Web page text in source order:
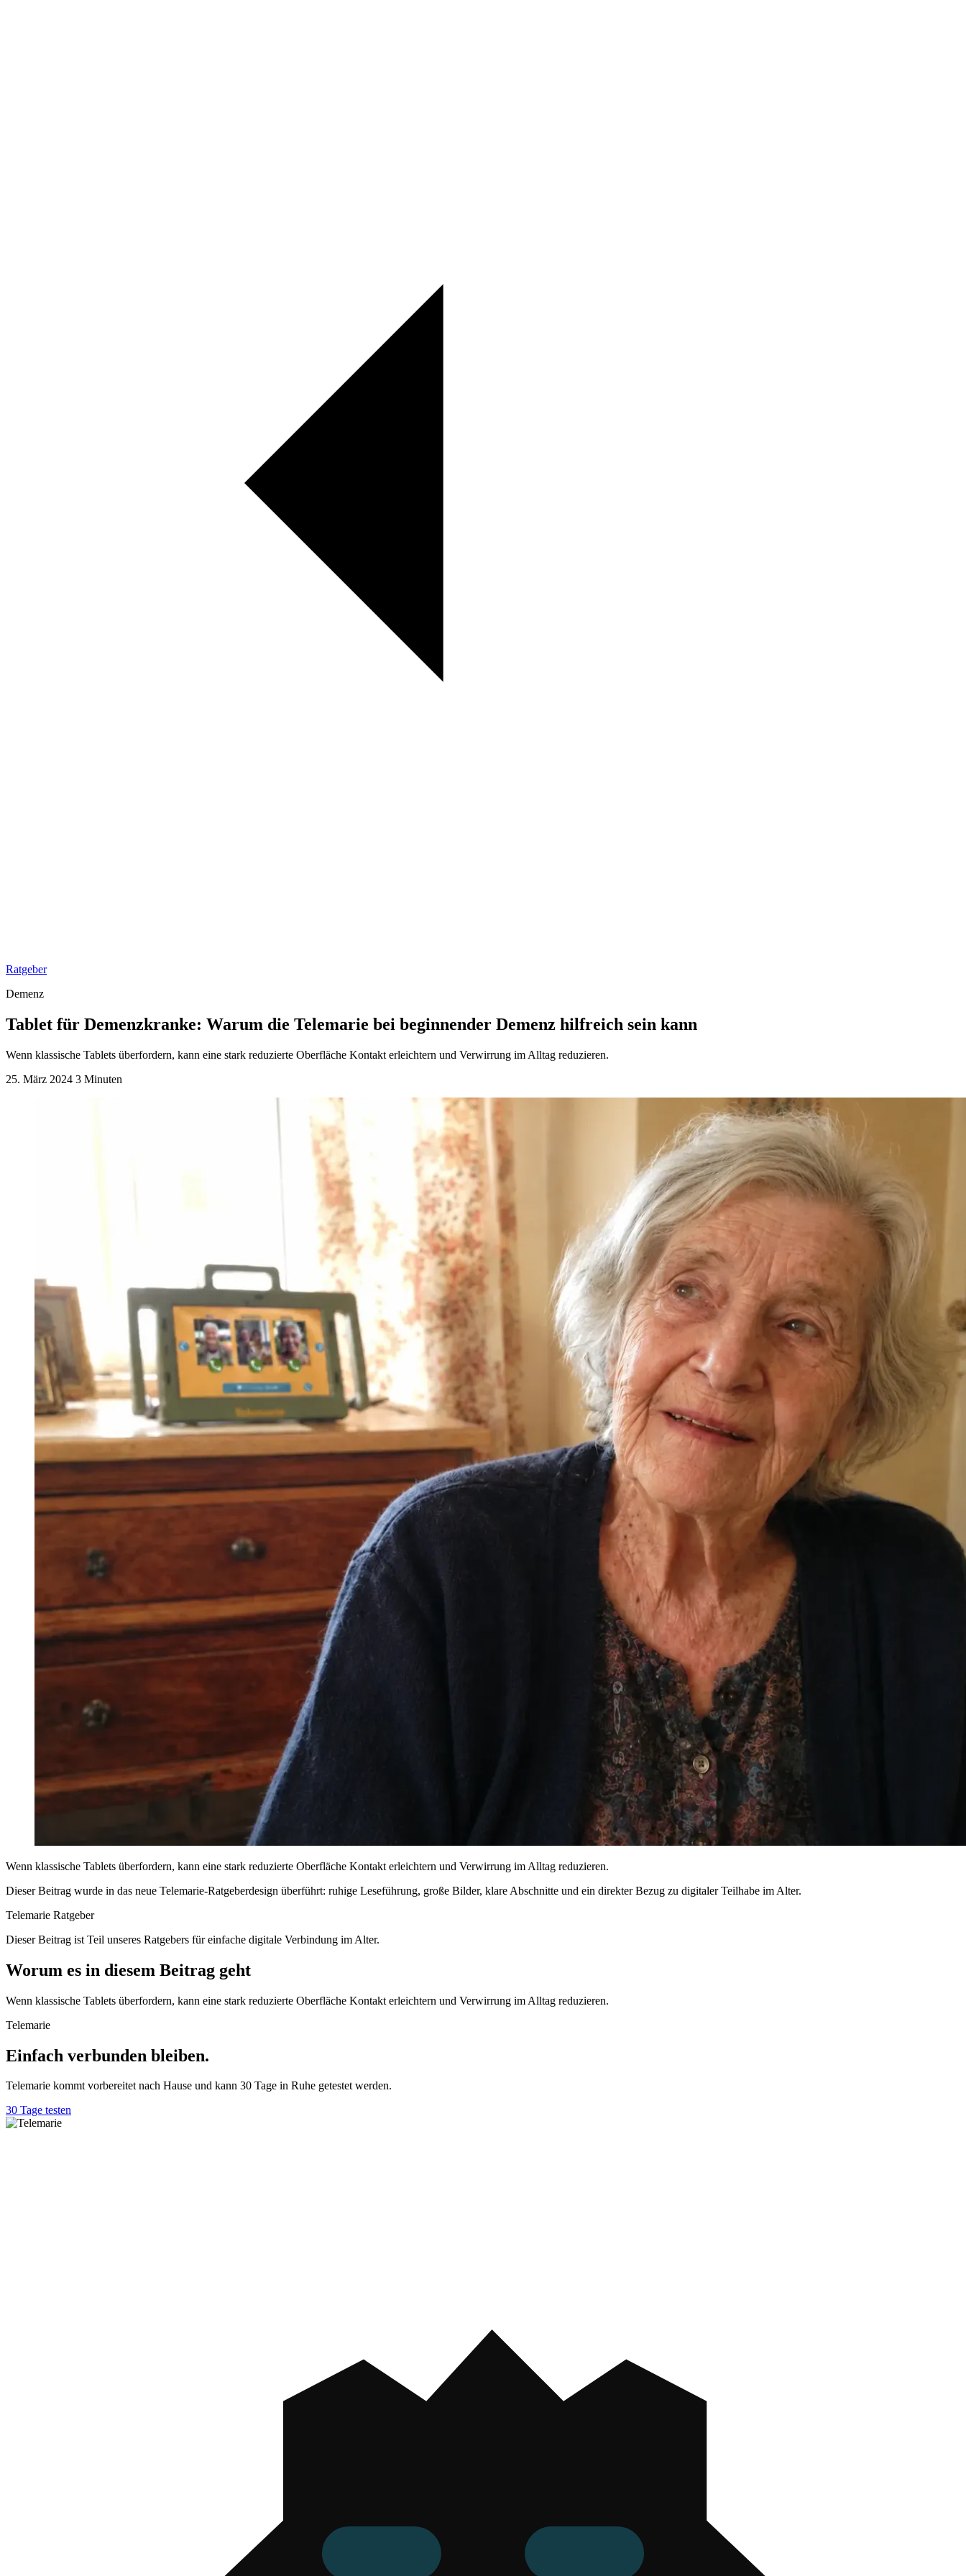
Ratgeber
Demenz
Tablet für Demenzkranke: Warum die Telemarie bei beginnender Demenz hilfreich sein kann
Wenn klassische Tablets überfordern, kann eine stark reduzierte Oberfläche Kontakt erleichtern und Verwirrung im Alltag reduzieren.
25. März 2024 3 Minuten
Wenn klassische Tablets überfordern, kann eine stark reduzierte Oberfläche Kontakt erleichtern und Verwirrung im Alltag reduzieren.
Dieser Beitrag wurde in das neue Telemarie-Ratgeberdesign überführt: ruhige Leseführung, große Bilder, klare Abschnitte und ein direkter Bezug zu digitaler Teilhabe im Alter.
Telemarie Ratgeber
Dieser Beitrag ist Teil unseres Ratgebers für einfache digitale Verbindung im Alter.
Worum es in diesem Beitrag geht
Wenn klassische Tablets überfordern, kann eine stark reduzierte Oberfläche Kontakt erleichtern und Verwirrung im Alltag reduzieren.
Telemarie
Einfach verbunden bleiben.
Telemarie kommt vorbereitet nach Hause und kann 30 Tage in Ruhe getestet werden.
30 Tage testen